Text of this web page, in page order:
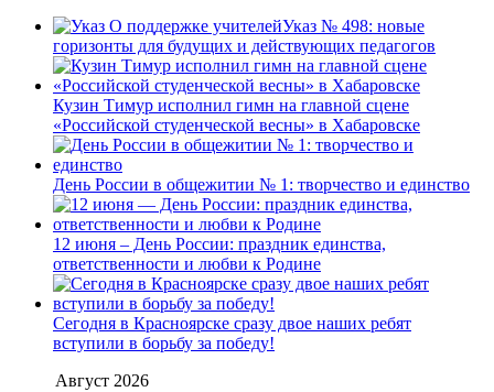
Указ № 498: новые
горизонты для будущих и действующих педагогов
Кузин Тимур исполнил гимн на главной сцене
«Российской студенческой весны» в Хабаровске
День России в общежитии № 1: творчество и единство
12 июня – День России: праздник единства,
ответственности и любви к Родине
Сегодня в Красноярске сразу двое наших ребят
вступили в борьбу за победу!
Август 2026